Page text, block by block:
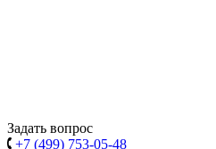
Задать вопрос
+7 (499) 753-05-48